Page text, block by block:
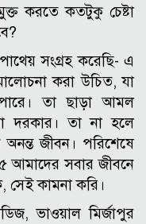
করতে কতটুকু চেষ্টা
সংগ্রহ করেছি- এ
করা উচিত, যা
তা ছাড়া আমল
দরকার। তা না হলে
অনন্ত জীবন। পরিশেষে
আমাদের সবার জীবনে
সেই কামনা করি।
ভাওয়াল মির্জাপুর